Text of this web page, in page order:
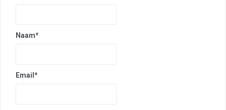
Naam*
Email*